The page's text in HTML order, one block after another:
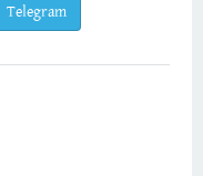
Telegram